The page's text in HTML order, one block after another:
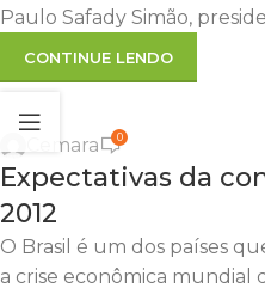
Paulo Safady Simão,
CONTINUE LENDO
Cemara 0
Expectativas da
2012
O Brasil é um dos países
a crise econômica mundial